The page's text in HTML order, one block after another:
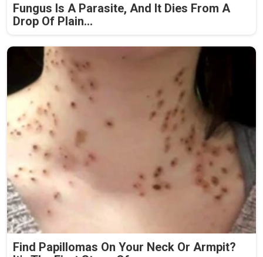
Fungus Is A Parasite, And It Dies From A
Drop Of Plain...
Find Papillomas On Your Neck Or Armpit?